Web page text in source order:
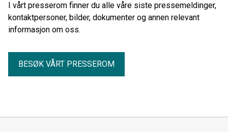
I vårt presserom finner du alle våre siste pressemeldinger,
kontaktpersoner, bilder, dokumenter og annen relevant
informasjon om oss.
BESØK VÅRT PRESSEROM